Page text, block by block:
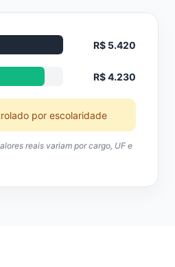
R$ 5.420
R$ 4.230
por escolaridade
reais variam por cargo, UF e